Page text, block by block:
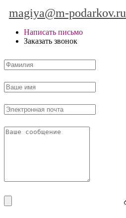
magiya@m-podarkov.ru
Написать письмо
Заказать звонок